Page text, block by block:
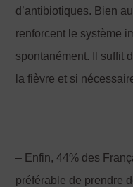
d ’antibiotiques. Bien
renforcent le système
spontanément. Il suffit
la fièvre et si
– Enfin, 44% des
préférable de prendre